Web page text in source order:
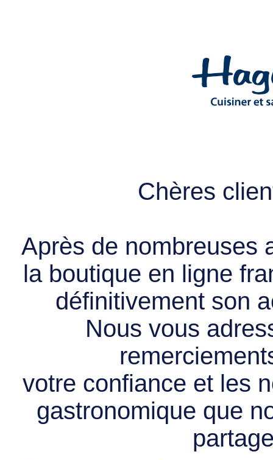
Chères
Après de nombreuses
la boutique en ligne
définitivement son
Nous vous
votre confiance et les
gastronomique que